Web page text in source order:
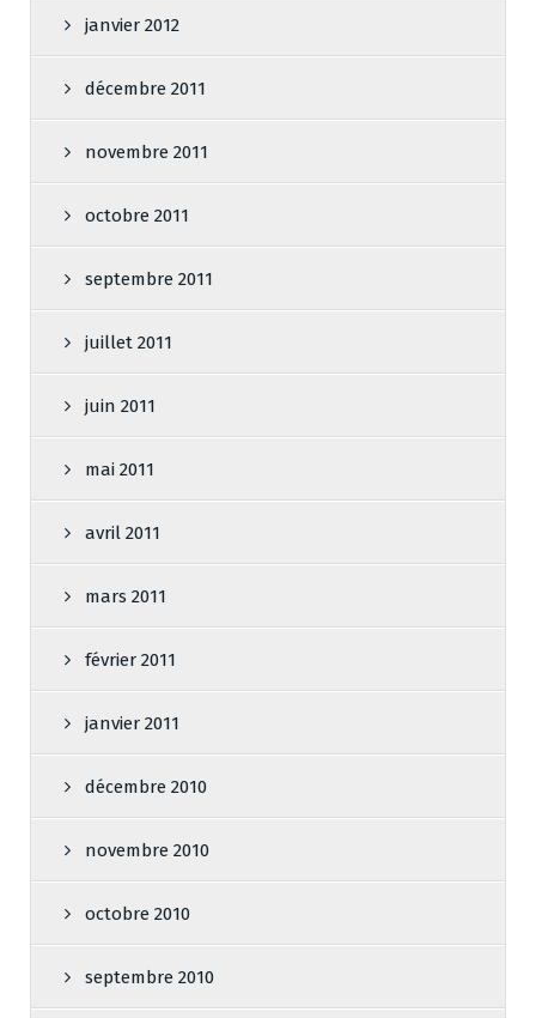
janvier 2012
décembre 2011
novembre 2011
octobre 2011
septembre 2011
juillet 2011
juin 2011
mai 2011
avril 2011
mars 2011
février 2011
janvier 2011
décembre 2010
novembre 2010
octobre 2010
septembre 2010